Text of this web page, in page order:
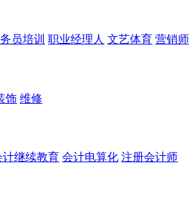
员培训 职业经理人 文艺体育 营销
饰 维修
计继续教育 会计电算化 注册会计师